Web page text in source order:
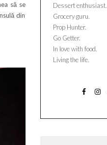
să se
din
Dessert enthusiast.
Grocery guru.
Prop Hunter.
Go Getter.
In love with food.
Living the life.